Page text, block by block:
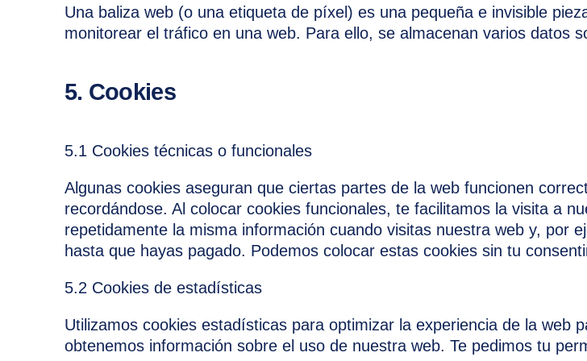
Una baliza web (o una etiqueta de píxel) es una pequeña e invisible
monitorear el tráfico en una web. Para ello, se almacenan varios datos
5. Cookies
5.1 Cookies técnicas o funcionales
Algunas cookies aseguran que ciertas partes de la web funcionen
recordándose. Al colocar cookies funcionales, te facilitamos la visita a
repetidamente la misma información cuando visitas nuestra web y, por
hasta que hayas pagado. Podemos colocar estas cookies sin tu
5.2 Cookies de estadísticas
Utilizamos cookies estadísticas para optimizar la experiencia de la web
obtenemos información sobre el uso de nuestra web. Te pedimos tu